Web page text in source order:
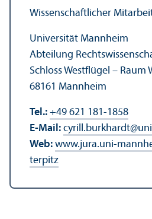
Wissenschaft­licher
Universität Mannheim
Abteilung
Schloss Westflügel – Raum
68161 Mannheim
Tel.: +49 621 181-1858
E-Mail: cyrill.burkhardt@
Web: www.jura.uni-
terpitz